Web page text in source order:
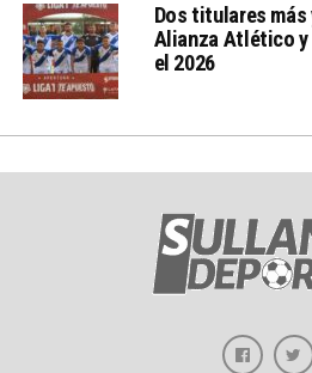
Dos titulares más
Alianza Atlético y
el 2026